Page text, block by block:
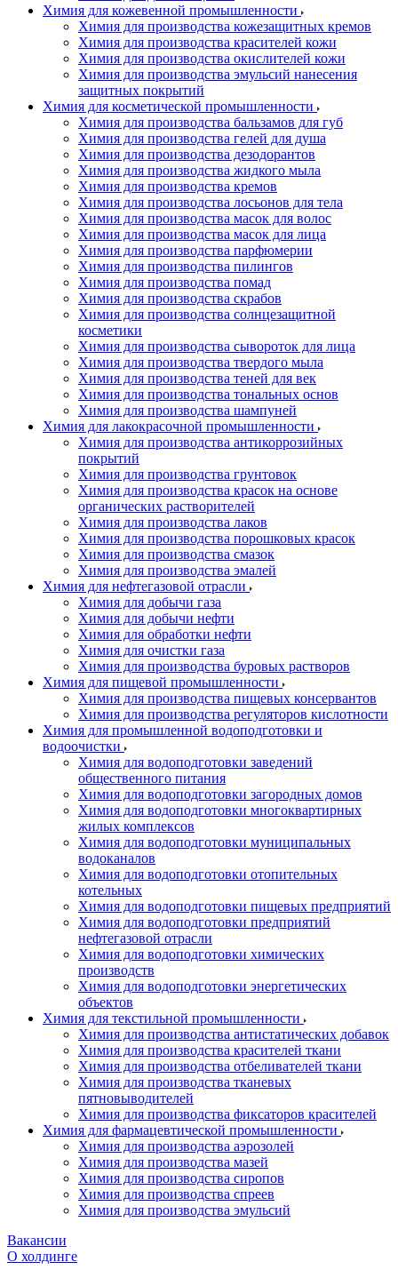
Химия для кожевенной промышленности
Химия для производства кожезащитных кремов
Химия для производства красителей кожи
Химия для производства окислителей кожи
Химия для производства эмульсий нанесения
защитных покрытий
Химия для косметической промышленности
Химия для производства бальзамов для губ
Химия для производства гелей для душа
Химия для производства дезодорантов
Химия для производства жидкого мыла
Химия для производства кремов
Химия для производства лосьонов для тела
Химия для производства масок для волос
Химия для производства масок для лица
Химия для производства парфюмерии
Химия для производства пилингов
Химия для производства помад
Химия для производства скрабов
Химия для производства солнцезащитной
косметики
Химия для производства сывороток для лица
Химия для производства твердого мыла
Химия для производства теней для век
Химия для производства тональных основ
Химия для производства шампуней
Химия для лакокрасочной промышленности
Химия для производства антикоррозийных
покрытий
Химия для производства грунтовок
Химия для производства красок на основе
органических растворителей
Химия для производства лаков
Химия для производства порошковых красок
Химия для производства смазок
Химия для производства эмалей
Химия для нефтегазовой отрасли
Химия для добычи газа
Химия для добычи нефти
Химия для обработки нефти
Химия для очистки газа
Химия для производства буровых растворов
Химия для пищевой промышленности
Химия для производства пищевых консервантов
Химия для производства регуляторов кислотности
Химия для промышленной водоподготовки и
водоочистки
Химия для водоподготовки заведений
общественного питания
Химия для водоподготовки загородных домов
Химия для водоподготовки многоквартирных
жилых комплексов
Химия для водоподготовки муниципальных
водоканалов
Химия для водоподготовки отопительных
котельных
Химия для водоподготовки пищевых предприятий
Химия для водоподготовки предприятий
нефтегазовой отрасли
Химия для водоподготовки химических
производств
Химия для водоподготовки энергетических
объектов
Химия для текстильной промышленности
Химия для производства антистатических добавок
Химия для производства красителей ткани
Химия для производства отбеливателей ткани
Химия для производства тканевых
пятновыводителей
Химия для производства фиксаторов красителей
Химия для фармацевтической промышленности
Химия для производства аэрозолей
Химия для производства мазей
Химия для производства сиропов
Химия для производства спреев
Химия для производства эмульсий
Вакансии
О холдинге